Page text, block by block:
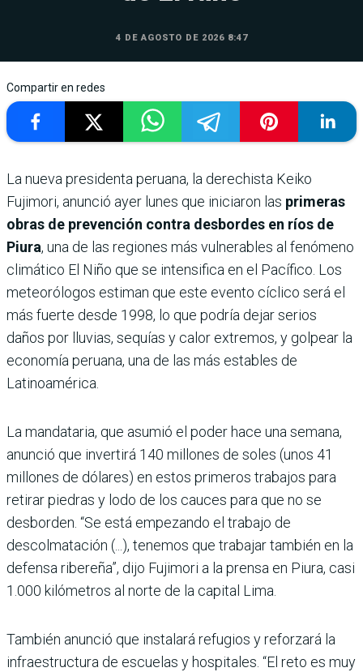
4 DE AGOSTO DE 2026 8:47
Compartir en redes
La nueva presidenta peruana, la derechista Keiko
Fujimori, anunció ayer lunes que iniciaron las primeras
obras de prevención contra desbordes en ríos de
Piura, una de las regiones más vulnerables al fenómeno
climático El Niño que se intensifica en el Pacífico. Los
meteorólogos estiman que este evento cíclico será el
más fuerte desde 1998, lo que podría dejar serios
daños por lluvias, sequías y calor extremos, y golpear la
economía peruana, una de las más estables de
Latinoamérica.
La mandataria, que asumió el poder hace una semana,
anunció que invertirá 140 millones de soles (unos 41
millones de dólares) en estos primeros trabajos para
retirar piedras y lodo de los cauces para que no se
desborden. “Se está empezando el trabajo de
descolmatación (...), tenemos que trabajar también en la
defensa ribereña”, dijo Fujimori a la prensa en Piura, casi
1.000 kilómetros al norte de la capital Lima.
También anunció que instalará refugios y reforzará la
infraestructura de escuelas y hospitales. “El reto es muy